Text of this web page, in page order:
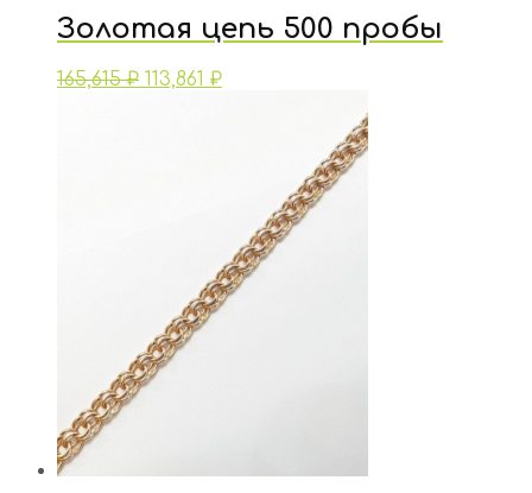
Золотая цепь 500 пробы
165,615₽ 113,861 ₽